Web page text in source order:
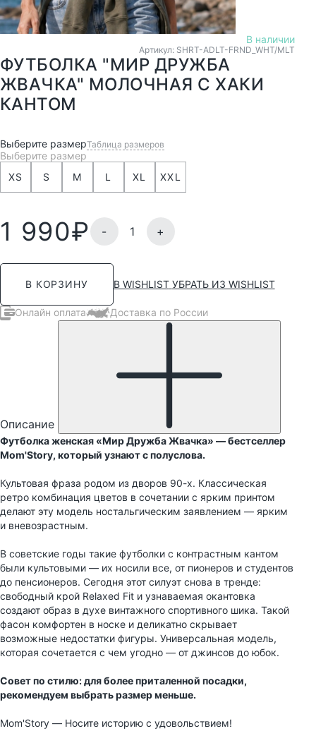
ФУТБОЛКА "МИР ДРУЖБА
ЖВАЧКА" МОЛОЧНАЯ С ХАКИ
КАНТОМ
В наличии
Артикул: SHRT-ADLT-FRND_WHT/MLT
Выберите размерТаблица размеров
Выберите размер
XS
S M L XL XXL
1 990₽ - +
В КОРЗИНУ В WISHLIST УБРАТЬ ИЗ WISHLIST
Онлайн оплата Доставка по России
Описание
Футболка женская «Мир Дружба Жвачка» — бестселлер
Mom'Story, который узнают с полуслова.
Культовая фраза родом из дворов 90-х. Классическая
ретро комбинация цветов в сочетании с ярким принтом
делают эту модель ностальгическим заявлением — ярким
и вневозрастным.
В советские годы такие футболки с контрастным кантом
были культовыми — их носили все, от пионеров и студентов
до пенсионеров. Сегодня этот силуэт снова в тренде:
свободный крой Relaxed Fit и узнаваемая окантовка
создают образ в духе винтажного спортивного шика. Такой
фасон комфортен в носке и деликатно скрывает
возможные недостатки фигуры. Универсальная модель,
которая сочетается с чем угодно — от джинсов до юбок.
Совет по стилю: для более приталенной посадки,
рекомендуем выбрать размер меньше.
Mom'Story — Носите историю с удовольствием!